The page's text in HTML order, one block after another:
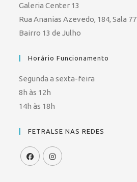
Galeria Center 13
Rua Ananias Azevedo, 184, Sala 77
Bairro 13 de Julho
Horário Funcionamento
Segunda a sexta-feira
8h às 12h
14h às 18h
FETRALSE NAS REDES